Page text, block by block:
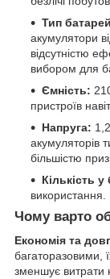
Тип
акумулятори
відсутністю
вибором для
Ємність:
пристроїв
Напруга:
акумуляторів
більшістю
Кількість у
використання.
Чому варто
Економія та
багаторазовими,
зменшує витрати